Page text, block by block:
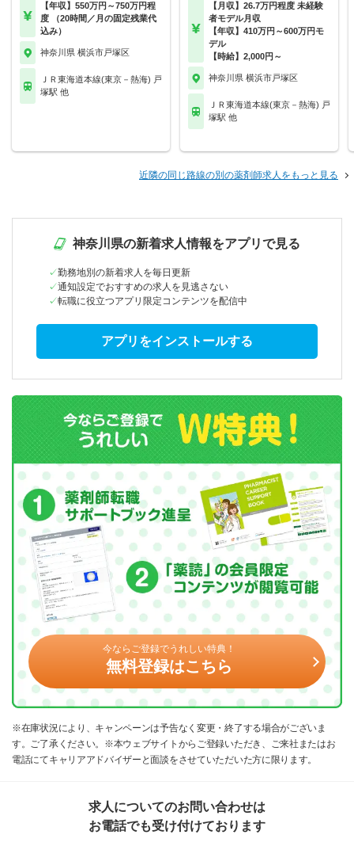
【年収】550万円～750万円程
度 （20時間／月の固定残業代
込み）
神奈川県 横浜市戸塚区
ＪＲ東海道本線(東京－熱海) 戸
塚駅 他
【月収】26.7万円程度 未経験
者モデル月収
【年収】410万円～600万円モ
デル
【時給】2,000円～
神奈川県 横浜市戸塚区
ＪＲ東海道本線(東京－熱海) 戸
塚駅 他
近隣の同じ路線の別の薬剤師求人をもっと見る
神奈川県の新着求人情報をアプリで見る
勤務地別の新着求人を毎日更新
通知設定でおすすめの求人を見逃さない
転職に役立つアプリ限定コンテンツを配信中
アプリをインストールする
今ならご登録でうれしい特典！
無料登録はこちら
※在庫状況により、キャンペーンは予告なく変更・終了する場合がございま
す。ご了承ください。※本ウェブサイトからご登録いただき、ご来社またはお
電話にてキャリアアドバイザーと面談をさせていただいた方に限ります。
求人についてのお問い合わせは
お電話でも受け付けております